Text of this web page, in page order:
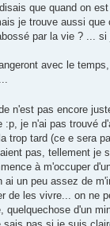
que quand on
je trouve aussi
par la vie ? ...
avec le
n'est pas encore
je n'ai pas trouvé
trop tard (ce e sera
pas, tellement
à m'occuper
un peu assez de
de les vivre... on ne
d'un